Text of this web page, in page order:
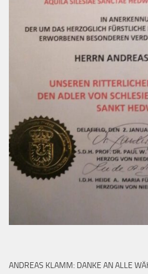
ANDREAS KLAMM: DANKE AN ALLE